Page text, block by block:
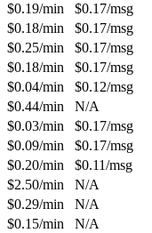
$0.19/min $0.17/msg
$0.18/min $0.17/msg
$0.25/min $0.17/msg
$0.18/min $0.17/msg
$0.04/min $0.12/msg
$0.44/min
N/A
$0.03/min $0.17/msg
$0.09/min $0.17/msg
$0.20/min $0.11/msg
$2.50/min
N/A
$0.29/min
N/A
$0.15/min
N/A